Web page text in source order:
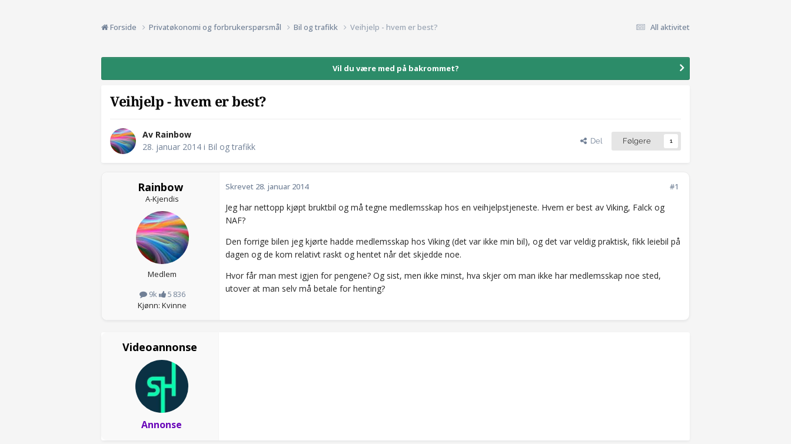
All aktivitet
Forside Privatøkonomi og forbrukerspørsmål Bil og trafikk Veihjelp - hvem er best?
Vil du være med på bakrommet?
Veihjelp - hvem er best?
Av Rainbow
28. januar 2014 i Bil og trafikk
Del Følgere 1
Rainbow
A-Kjendis
Medlem
9k
5 836
Kjønn: Kvinne
#1
Skrevet 28. januar 2014
Jeg har nettopp kjøpt bruktbil og må tegne medlemsskap hos en veihjelpstjeneste. Hvem er best av Viking, Falck og
NAF?
Den forrige bilen jeg kjørte hadde medlemsskap hos Viking (det var ikke min bil), og det var veldig praktisk, fikk leiebil på
dagen og de kom relativt raskt og hentet når det skjedde noe.
Hvor får man mest igjen for pengene? Og sist, men ikke minst, hva skjer om man ikke har medlemsskap noe sted,
utover at man selv må betale for henting?
Videoannonse
Annonse